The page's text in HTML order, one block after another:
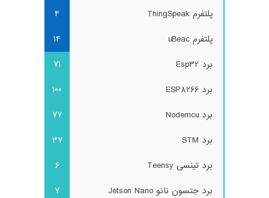
پلتفرم ThingSpeak
4
پلتفرم uBeac
14
برد Esp32
71
برد ESP8266
100
برد Nodemcu
77
برد STM
37
برد تینسی Teensy
6
برد جتسون نانو Jetson Nano
7